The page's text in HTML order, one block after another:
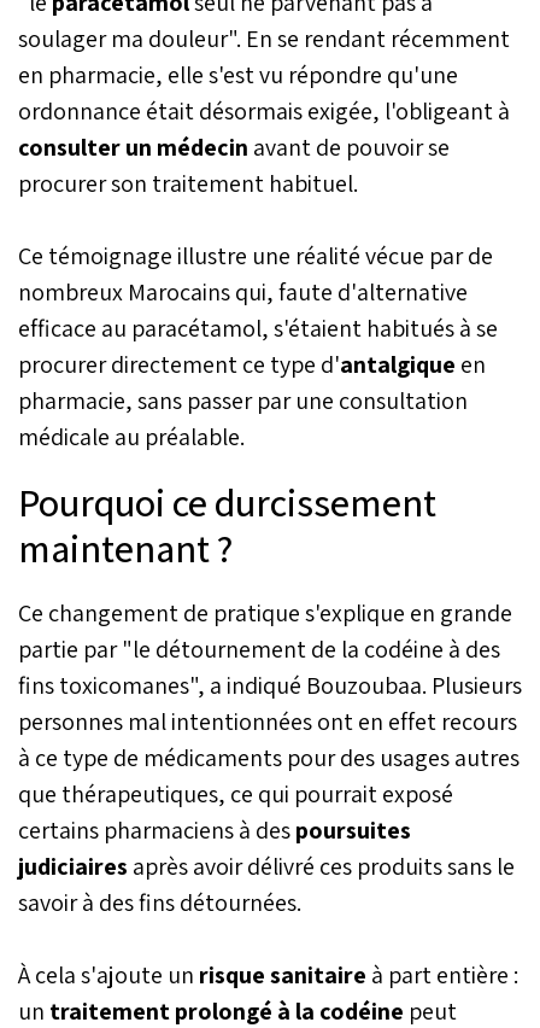
soulager ma douleur". En se rendant récemment
en pharmacie, elle s'est vu répondre qu'une
ordonnance était désormais exigée, l'obligeant à
consulter un médecin avant de pouvoir se
procurer son traitement habituel.
Ce témoignage illustre une réalité vécue par de
nombreux Marocains qui, faute d'alternative
efficace au paracétamol, s'étaient habitués à se
procurer directement ce type d'antalgique en
pharmacie, sans passer par une consultation
médicale au préalable.
Pourquoi ce durcissement
maintenant ?
Ce changement de pratique s'explique en grande
partie par "le détournement de la codéine à des
fins toxicomanes", a indiqué Bouzoubaa. Plusieurs
personnes mal intentionnées ont en effet recours
à ce type de médicaments pour des usages autres
que thérapeutiques, ce qui pourrait exposé
certains pharmaciens à despoursuites
judiciaires après avoir délivré ces produits sans le
savoir à des fins détournées.
À cela s'ajoute un risque sanitaire à part entière :
un traitement prolongé à la codéine peut